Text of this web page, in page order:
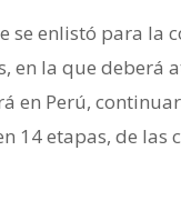
se enlistó para la
en la que deberá
en Perú,
14 etapas, de las